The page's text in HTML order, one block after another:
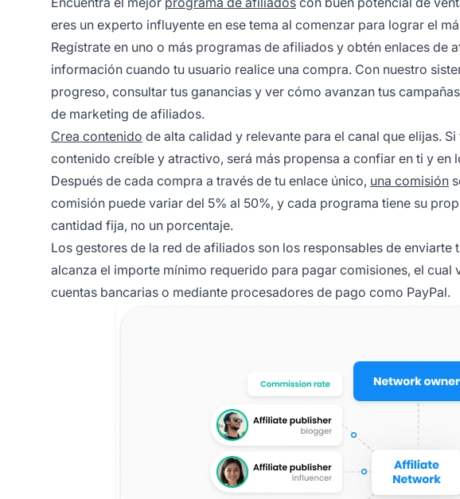
eres un experto influyente en ese tema al comenzar para lograr el
Regístrate en uno o más programas de afiliados y obtén enlaces de
información cuando tu usuario realice una compra. Con nuestro
progreso, consultar tus ganancias y ver cómo avanzan tus
de marketing de afiliados.
Crea contenido de alta calidad y relevante para el canal que elijas.
contenido creíble y atractivo, será más propensa a confiar en ti y
Después de cada compra a través de tu enlace único, una comisión
comisión puede variar del 5% al 50%, y cada programa tiene su
cantidad fija, no un porcentaje.
Los gestores de la red de afiliados son los responsables de
alcanza el importe mínimo requerido para pagar comisiones, el cual
cuentas bancarias o mediante procesadores de pago como PayPal.